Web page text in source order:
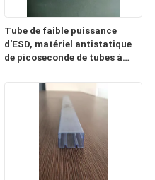
Tube de faible puissance
d'ESD, matériel antistatique
de picoseconde de tubes à